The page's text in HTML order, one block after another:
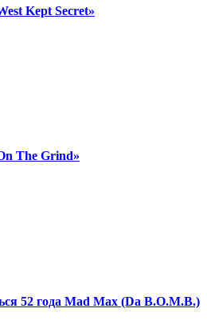
Kept Secret»
The Grind»
52 года Mad Max (Da B.O.M.B.)